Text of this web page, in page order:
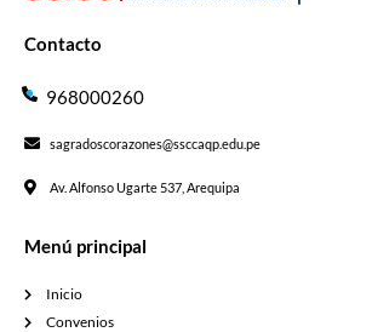
Contacto
968000260
sagradoscorazones@ssccaqp.edu.pe
Av. Alfonso Ugarte 537, Arequipa
Menú principal
Inicio
Convenios